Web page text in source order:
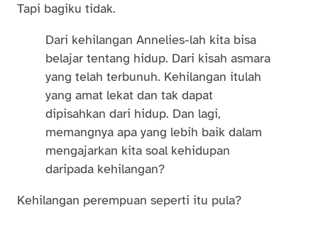
Tapi bagiku tidak.
Dari kehilangan Annelies-lah kita bisa
belajar tentang hidup. Dari kisah asmara
yang telah terbunuh. Kehilangan itulah
yang amat lekat dan tak dapat
dipisahkan dari hidup. Dan lagi,
memangnya apa yang lebih baik dalam
mengajarkan kita soal kehidupan
daripada kehilangan?
Kehilangan perempuan seperti itu pula?